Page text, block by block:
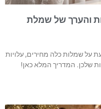
והערך של שמלת
על שמלות כלה מחירים, עלויות
שלכן. המדריך המלא כאן!